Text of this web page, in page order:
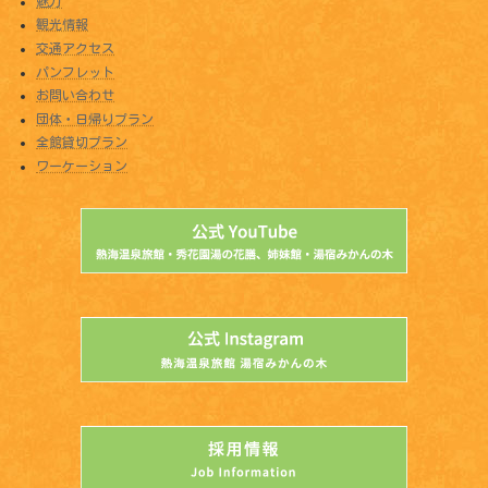
観光情報
交通アクセス
パンフレット
お問い合わせ
団体・日帰りプラン
全館貸切プラン
ワーケーション